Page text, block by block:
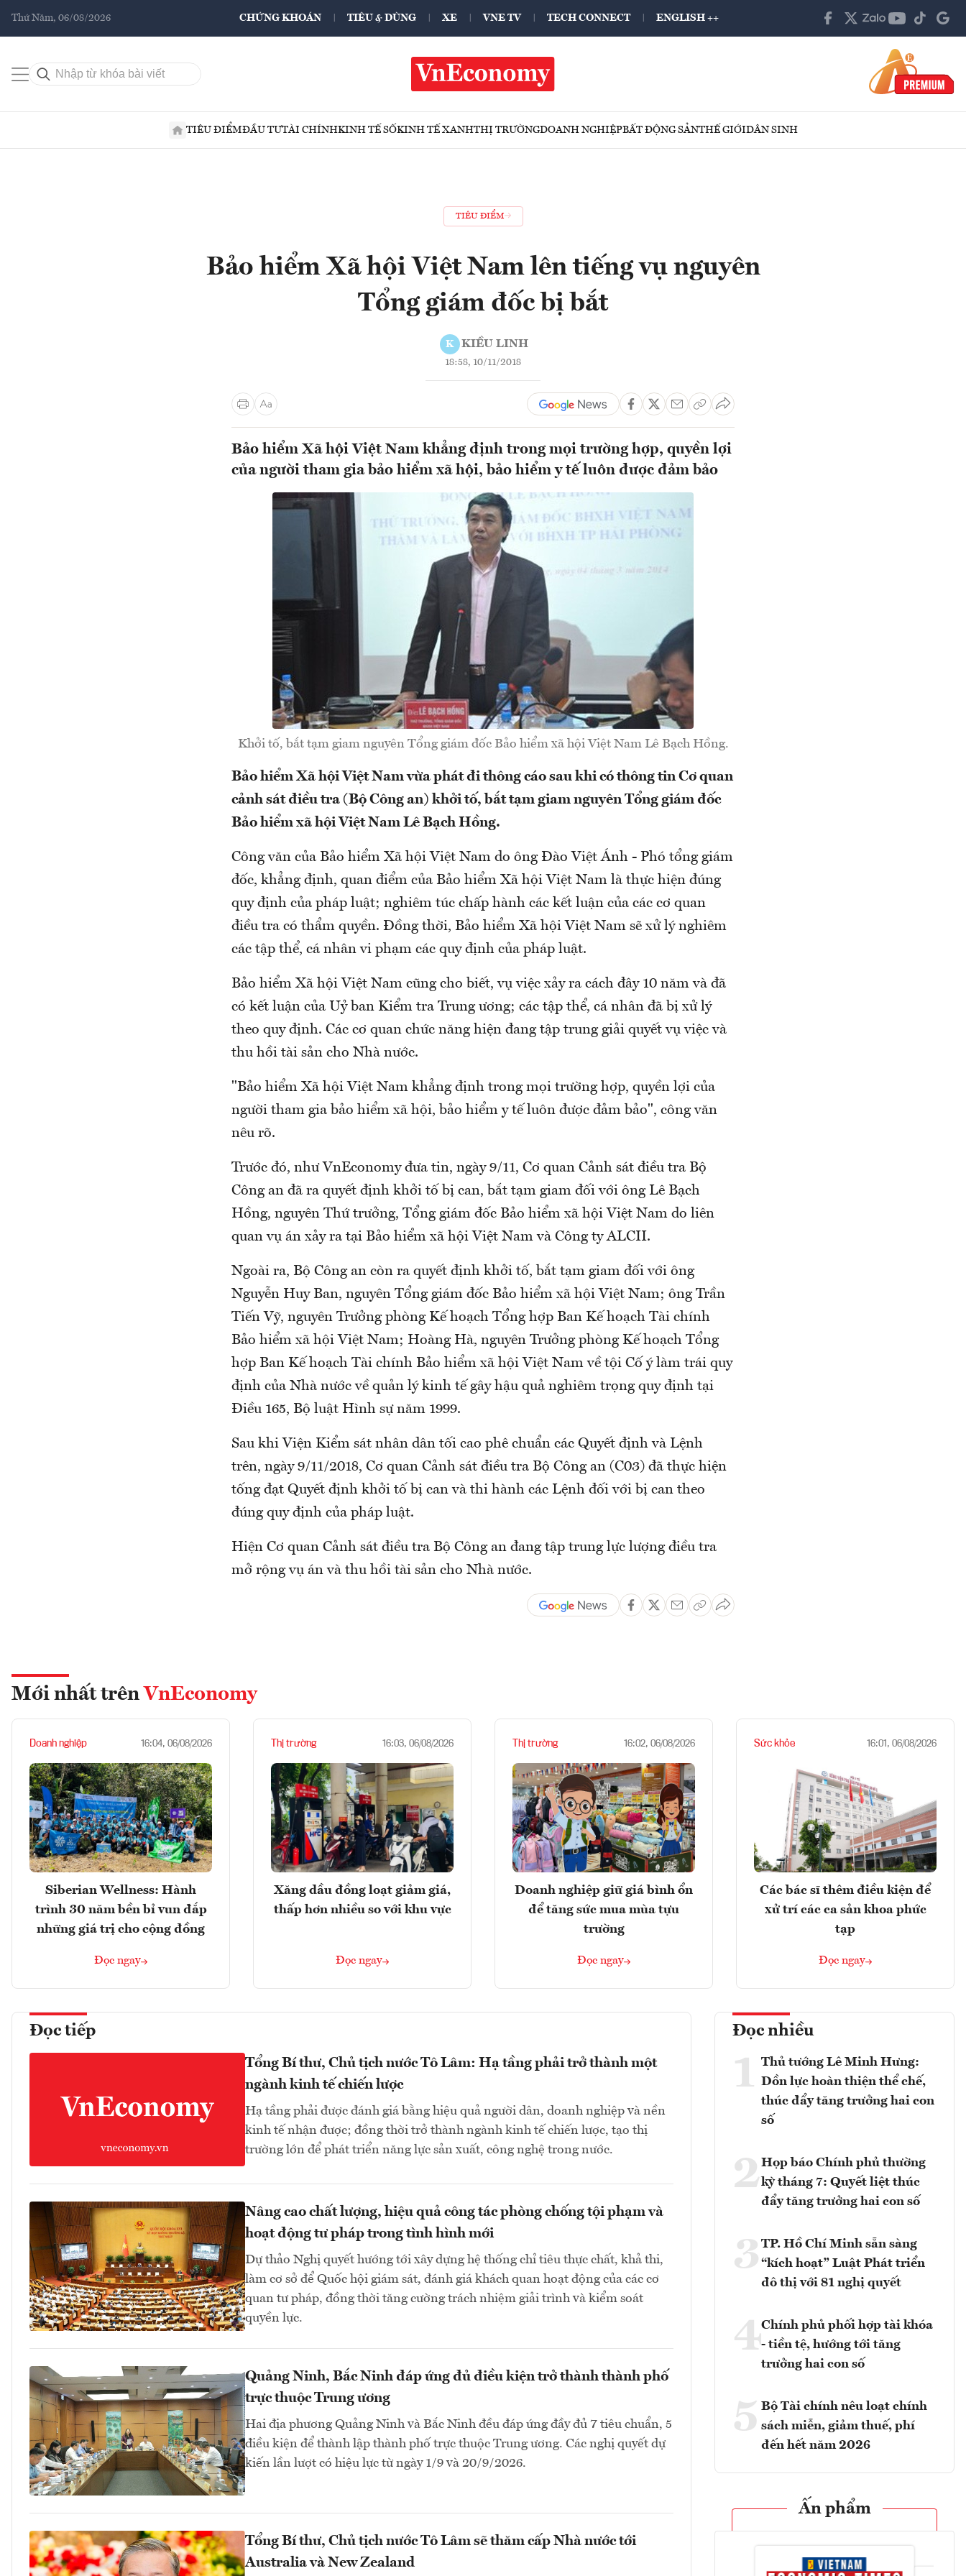
Thứ Năm, 06/08/2026 CHỨNG KHOÁN TIÊU & DÙNG XE VNE TV TECH CONNECT ENGLISH ++
TIÊU ĐIỂMĐẦU TƯTÀI CHÍNHKINH TẾ SỐKINH TẾ XANHTHỊ TRƯỜNGDOANH NGHIỆPBẤT ĐỘNG SẢNTHẾ GIỚIDÂN SINH
TIÊU ĐIỂM
Bảo hiểm Xã hội Việt Nam lên tiếng vụ nguyên
Tổng giám đốc bị bắt
K KIỀU LINH
18:58, 10/11/2018
Bảo hiểm Xã hội Việt Nam khẳng định trong mọi trường hợp, quyền lợi
của người tham gia bảo hiểm xã hội, bảo hiểm y tế luôn được đảm bảo
Khởi tố, bắt tạm giam nguyên Tổng giám đốc Bảo hiểm xã hội Việt Nam Lê Bạch Hồng.
Bảo hiểm Xã hội Việt Nam vừa phát đi thông cáo sau khi có thông tin Cơ quan
cảnh sát điều tra (Bộ Công an) khởi tố, bắt tạm giam nguyên Tổng giám đốc
Bảo hiểm xã hội Việt Nam Lê Bạch Hồng.
Công văn của Bảo hiểm Xã hội Việt Nam do ông Đào Việt Ánh - Phó tổng giám
đốc, khẳng định, quan điểm của Bảo hiểm Xã hội Việt Nam là thực hiện đúng
quy định của pháp luật; nghiêm túc chấp hành các kết luận của các cơ quan
điều tra có thẩm quyền. Đồng thời, Bảo hiểm Xã hội Việt Nam sẽ xử lý nghiêm
các tập thể, cá nhân vi phạm các quy định của pháp luật.
Bảo hiểm Xã hội Việt Nam cũng cho biết, vụ việc xảy ra cách đây 10 năm và đã
có kết luận của Uỷ ban Kiểm tra Trung ương; các tập thể, cá nhân đã bị xử lý
theo quy định. Các cơ quan chức năng hiện đang tập trung giải quyết vụ việc và
thu hồi tài sản cho Nhà nước.
"Bảo hiểm Xã hội Việt Nam khẳng định trong mọi trường hợp, quyền lợi của
người tham gia bảo hiểm xã hội, bảo hiểm y tế luôn được đảm bảo", công văn
nêu rõ.
Trước đó, như VnEconomy đưa tin, ngày 9/11, Cơ quan Cảnh sát điều tra Bộ
Công an đã ra quyết định khởi tố bị can, bắt tạm giam đối với ông Lê Bạch
Hồng, nguyên Thứ trưởng, Tổng giám đốc Bảo hiểm xã hội Việt Nam do liên
quan vụ án xảy ra tại Bảo hiểm xã hội Việt Nam và Công ty ALCII.
Ngoài ra, Bộ Công an còn ra quyết định khởi tố, bắt tạm giam đối với ông
Nguyễn Huy Ban, nguyên Tổng giám đốc Bảo hiểm xã hội Việt Nam; ông Trần
Tiến Vỹ, nguyên Trưởng phòng Kế hoạch Tổng hợp Ban Kế hoạch Tài chính
Bảo hiểm xã hội Việt Nam; Hoàng Hà, nguyên Trưởng phòng Kế hoạch Tổng
hợp Ban Kế hoạch Tài chính Bảo hiểm xã hội Việt Nam về tội Cố ý làm trái quy
định của Nhà nước về quản lý kinh tế gây hậu quả nghiêm trọng quy định tại
Điều 165, Bộ luật Hình sự năm 1999.
Sau khi Viện Kiểm sát nhân dân tối cao phê chuẩn các Quyết định và Lệnh
trên, ngày 9/11/2018, Cơ quan Cảnh sát điều tra Bộ Công an (C03) đã thực hiện
tống đạt Quyết định khởi tố bị can và thi hành các Lệnh đối với bị can theo
đúng quy định của pháp luật.
Hiện Cơ quan Cảnh sát điều tra Bộ Công an đang tập trung lực lượng điều tra
mở rộng vụ án và thu hồi tài sản cho Nhà nước.
Mới nhất trên VnEconomy
Doanh nghiệp 16:04, 06/08/2026
Siberian Wellness: Hành
trình 30 năm bền bỉ vun đắp
những giá trị cho cộng đồng
Đọc ngay
Thị trường 16:03, 06/08/2026
Xăng dầu đồng loạt giảm giá,
thấp hơn nhiều so với khu vực
Đọc ngay
Thị trường 16:02, 06/08/2026
Doanh nghiệp giữ giá bình ổn
để tăng sức mua mùa tựu
trường
Đọc ngay
Sức khỏe 16:01, 06/08/2026
Các bác sĩ thêm điều kiện để
xử trí các ca sản khoa phức
tạp
Đọc ngay
Đọc tiếp
Tổng Bí thư, Chủ tịch nước Tô Lâm: Hạ tầng phải trở thành một
ngành kinh tế chiến lược
Hạ tầng phải được đánh giá bằng hiệu quả người dân, doanh nghiệp và nền
kinh tế nhận được; đồng thời trở thành ngành kinh tế chiến lược, tạo thị
trường lớn để phát triển năng lực sản xuất, công nghệ trong nước.
Nâng cao chất lượng, hiệu quả công tác phòng chống tội phạm và
hoạt động tư pháp trong tình hình mới
Dự thảo Nghị quyết hướng tới xây dựng hệ thống chỉ tiêu thực chất, khả thi,
làm cơ sở để Quốc hội giám sát, đánh giá khách quan hoạt động của các cơ
quan tư pháp, đồng thời tăng cường trách nhiệm giải trình và kiểm soát
quyền lực.
Quảng Ninh, Bắc Ninh đáp ứng đủ điều kiện trở thành thành phố
trực thuộc Trung ương
Hai địa phương Quảng Ninh và Bắc Ninh đều đáp ứng đầy đủ 7 tiêu chuẩn, 5
điều kiện để thành lập thành phố trực thuộc Trung ương. Các nghị quyết dự
kiến lần lượt có hiệu lực từ ngày 1/9 và 20/9/2026.
Tổng Bí thư, Chủ tịch nước Tô Lâm sẽ thăm cấp Nhà nước tới
Australia và New Zealand
Đọc nhiều
1 Thủ tướng Lê Minh Hưng:
Dồn lực hoàn thiện thể chế,
thúc đẩy tăng trưởng hai con
số
2Họp báo Chính phủ thường
kỳ tháng 7: Quyết liệt thúc
đẩy tăng trưởng hai con số
3 TP. Hồ Chí Minh sẵn sàng
“kích hoạt” Luật Phát triển
đô thị với 81 nghị quyết
4Chính phủ phối hợp tài khóa
- tiền tệ, hướng tới tăng
trưởng hai con số
5 Bộ Tài chính nêu loạt chính
sách miễn, giảm thuế, phí
đến hết năm 2026
Ấn phẩm